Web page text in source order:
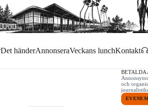
Det händerAnnonseraVeckans lunchKontakt
BETALDA
och